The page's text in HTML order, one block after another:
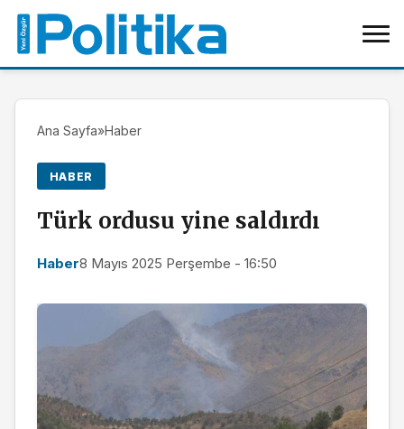
Ana Sayfa»Haber
HABER
Türk ordusu yine saldırdı
Haber8 Mayıs 2025 Perşembe - 16:50